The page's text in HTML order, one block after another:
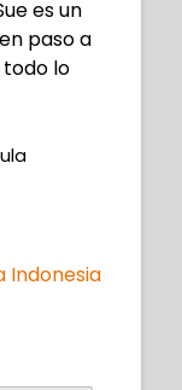
es un
paso a
lo
Indonesia